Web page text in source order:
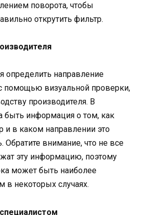
поворота, чтобы
открутить фильтр.
определить направление
помощью визуальной проверки,
производителя. В
быть информация о том, как
и в каком направлении это
Обратите внимание, что не все
эту информацию, поэтому
может быть наиболее
некоторых случаях.